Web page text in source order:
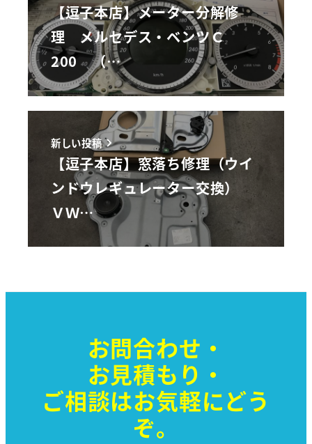
【逗子本店】メーター分解修
理 メルセデス・ベンツＣ
200 （…
新しい投稿
【逗子本店】窓落ち修理（ウイ
ンドウレギュレーター交換）
ＶＷ…
お問合わせ・
お見積もり・
ご相談はお気軽にどう
ぞ。